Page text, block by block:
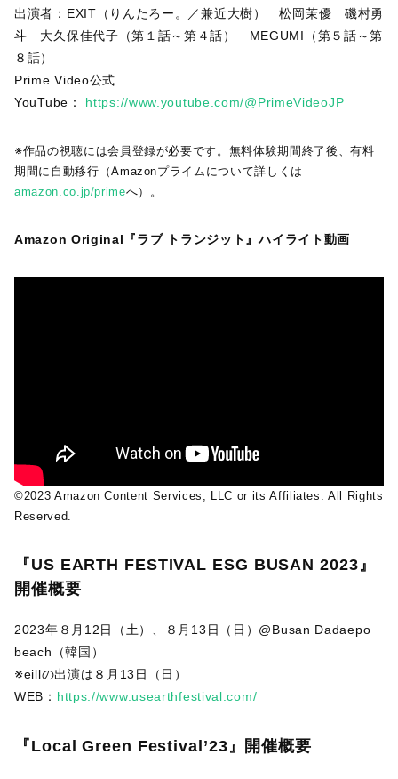
出演者：EXIT（りんたろー。／兼近大樹） 松岡茉優 磯村勇
斗 大久保佳代子（第１話～第４話） MEGUMI（第５話～第
８話）
Prime Video公式
YouTube： https://www.youtube.com/@PrimeVideoJP
※作品の視聴には会員登録が必要です。無料体験期間終了後、有料
期間に自動移行（Amazonプライムについて詳しくは
amazon.co.jp/primeへ）。
Amazon Original『ラブ トランジット』ハイライト動画
©2023 Amazon Content Services, LLC or its Affiliates. All Rights
Reserved.
『US EARTH FESTIVAL ESG BUSAN 2023』
開催概要
2023年８月12日（土）、８月13日（日）@Busan Dadaepo
beach（韓国）
※eillの出演は８月13日（日）
WEB： https://www.usearthfestival.com/
『Local Green Festival’23』開催概要